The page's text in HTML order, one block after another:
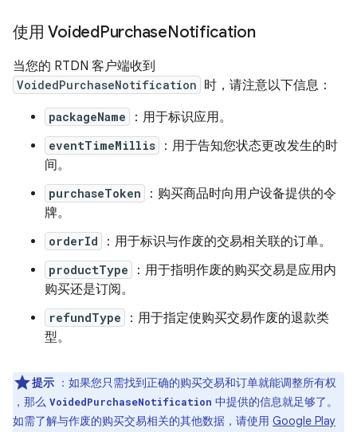
使用 VoidedPurchaseNotification
当您的 RTDN 客户端收到
VoidedPurchaseNotification 时，请注意以下信息：
packageName ：用于标识应用。
eventTimeMillis
：用于告知您状态更改发生的时
间。
purchaseToken
：购买商品时向用户设备提供的令
牌。
orderId ：用于标识与作废的交易相关联的订单。
productType
：用于指明作废的购买交易是应用内
购买还是订阅。
refundType
：用于指定使购买交易作废的退款类
型。
提示 ：如果您只需找到正确的购买交易和订单就能调整所有权
，那么 VoidedPurchaseNotification 中提供的信息就足够了。
如需了解与作废的购买交易相关的其他数据，请使用 Google Play